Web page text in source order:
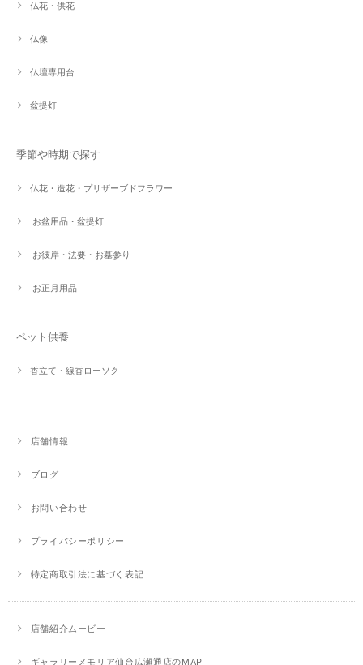
仏花・供花
仏像
仏壇専用台
盆提灯
季節や時期で探す
仏花・造花・プリザーブドフラワー
お盆用品・盆提灯
お彼岸・法要・お墓参り
お正月用品
ペット供養
香立て・線香ローソク
店舗情報
ブログ
お問い合わせ
プライバシーポリシー
特定商取引法に基づく表記
店舗紹介ムービー
ギャラリーメモリア仙台広瀬通店のMAP